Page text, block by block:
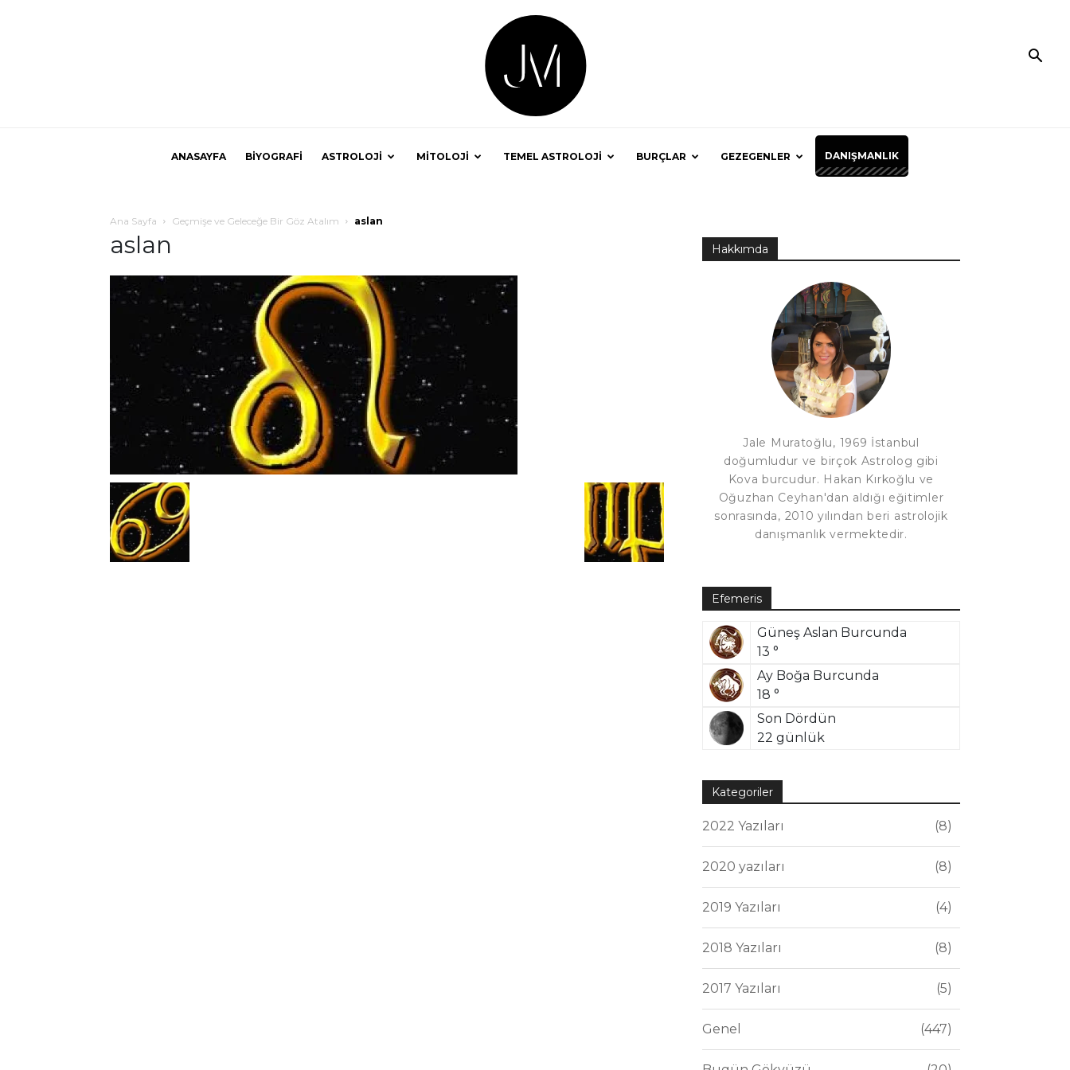
ANASAYFA BİYOGRAFİ ASTROLOJİ MİTOLOJİ TEMEL ASTROLOJİ BURÇLAR GEZEGENLER DANIŞMANLIK
Ana Sayfa Geçmişe ve Geleceğe Bir Göz Atalım aslan
aslan Hakkımda
Jale Muratoğlu, 1969 İstanbul
doğumludur ve birçok Astrolog gibi
Kova burcudur. Hakan Kırkoğlu ve
Oğuzhan Ceyhan'dan aldığı eğitimler
sonrasında, 2010 yılından beri astrolojik
danışmanlık vermektedir.
Efemeris
Güneş Aslan Burcunda
13 °
Ay Boğa Burcunda
18 °
Son Dördün
22 günlük
Kategoriler
2022 Yazıları 8
2020 yazıları 8
2019 Yazıları 4
2018 Yazıları 8
2017 Yazıları 5
Genel 447